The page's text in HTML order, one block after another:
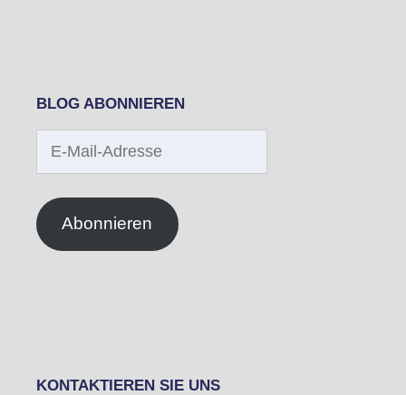
BLOG ABONNIEREN
Abonnieren
KONTAKTIEREN SIE UNS